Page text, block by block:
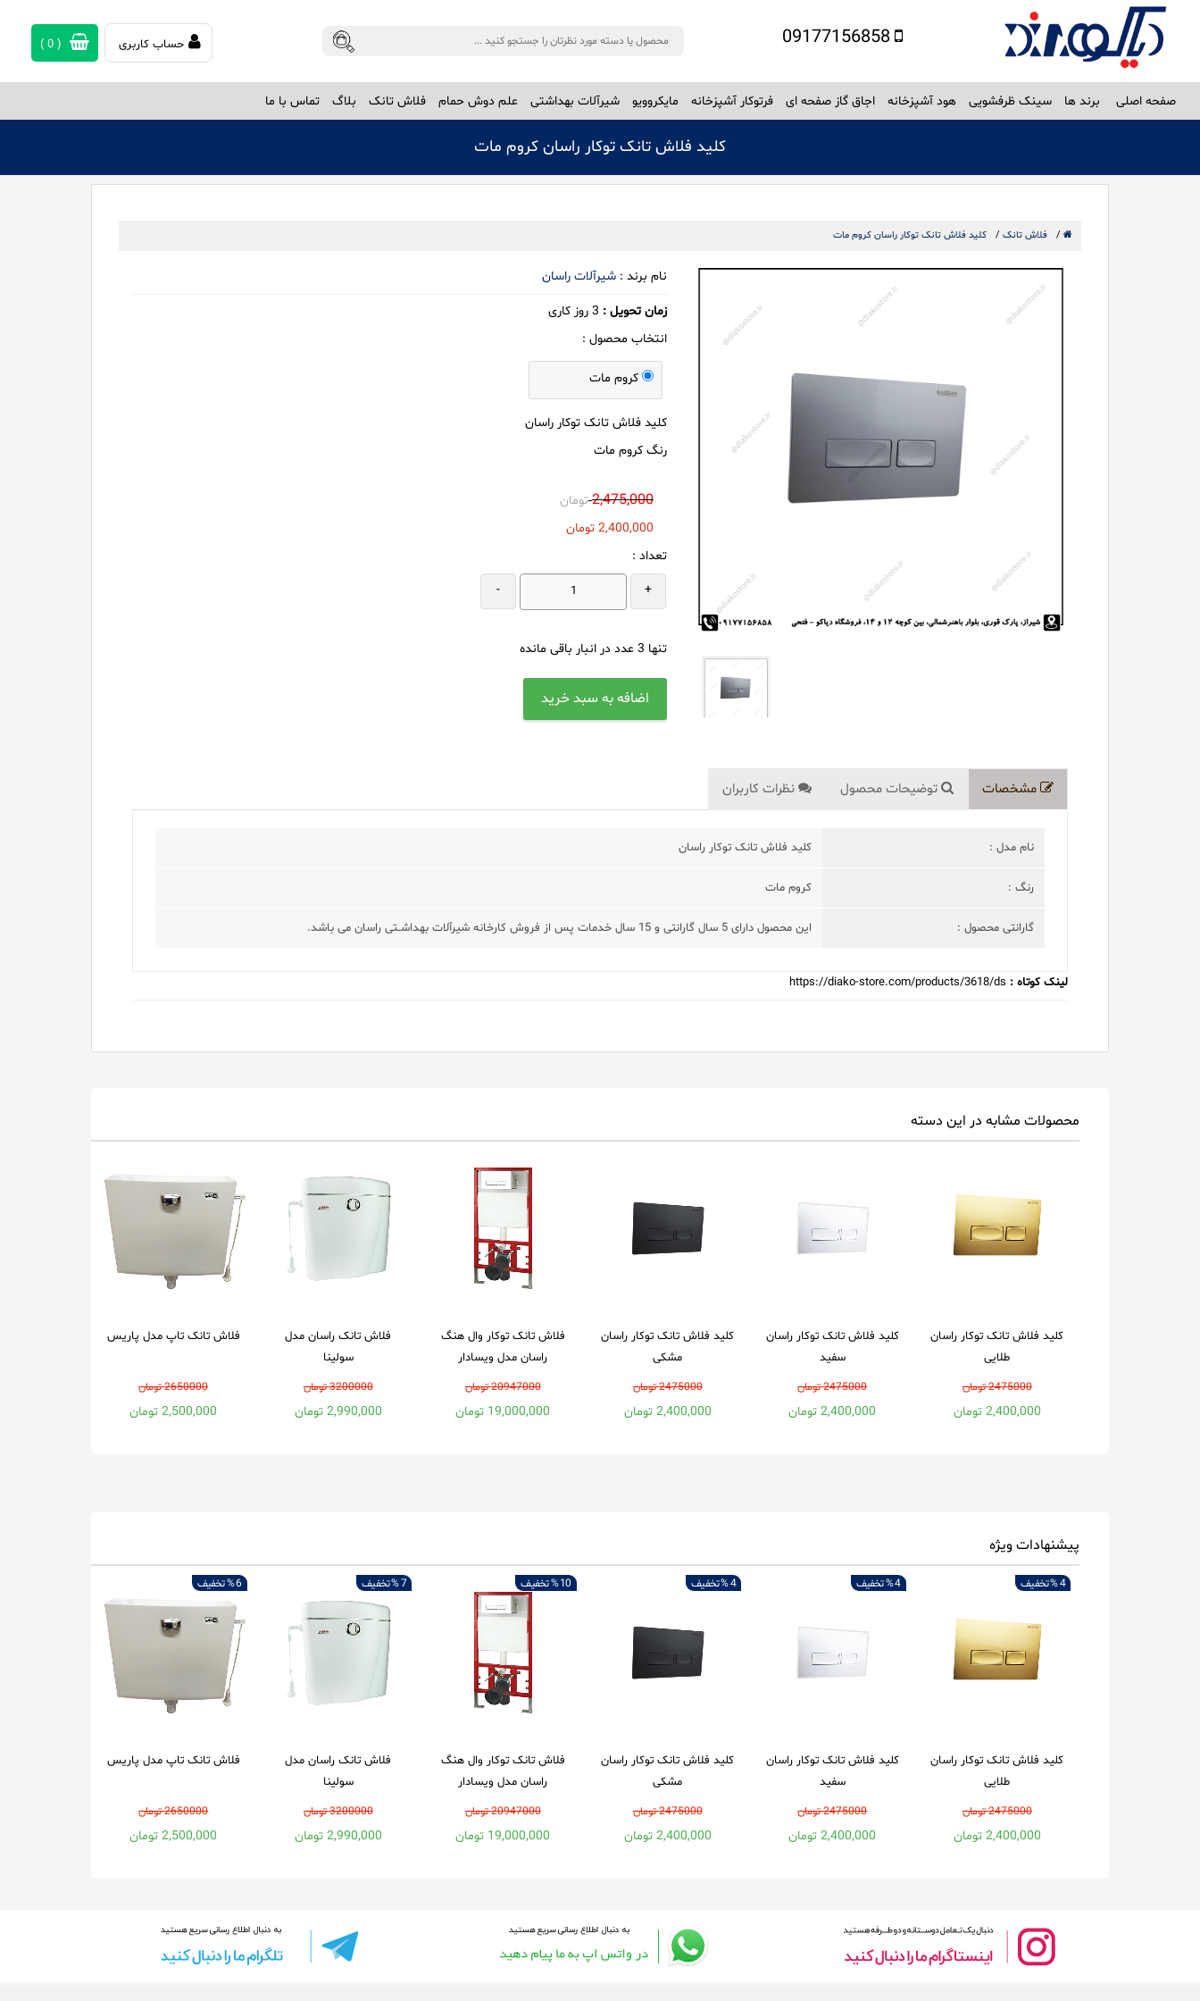
09177156858 حساب کاربری (
0
)
صفحه اصلی برند ها سینک ظرفشویی هود آشپزخانه اجاق گاز صفحه ای فرتوکار آشپزخانه مایکروویو شیرآلات بهداشتی علم دوش حمام فلاش تانک بلاگ تماس با ما
کلید فلاش تانک توکار راسان کروم مات
/ فلاش تانک / کلید فلاش تانک توکار راسان کروم مات
نام برند :شیرآلات راسان
زمان تحویل : 3 روز کاری
انتخاب محصول :
کروم مات
کلید فلاش تانک توکار راسان
رنگ کروم مات
2,475,000 تومان
2,400,000 تومان
تعداد :
+
-
تنها 3 عدد در انبار باقی مانده
مشخصات توضیحات محصول نظرات کاربران
نام مدل : کلید فلاش تانک توکار راسان
رنگ : کروم مات
گارانتی محصول : این محصول دارای 5 سال گارانتی و 15 سال خدمات پس از فروش کارخانه شیرآلات بهداشــتی راسان می باشد.
لینک کوتاه : https://diako-store.com/products/3618/ds
محصولات مشابه در این دسته
فلاش تانک تاپ مدل پاریس
2650000 تومان
2,500,000 تومان
فلاش تانک راسان مدل
سولینا
3200000 تومان
2,990,000 تومان
فلاش تانک توکار وال هنگ
راسان مدل ویسادار
20947000 تومان
19,000,000 تومان
کلید فلاش تانک توکار راسان
مشکی
2475000 تومان
2,400,000 تومان
کلید فلاش تانک توکار راسان
سفید
2475000 تومان
2,400,000 تومان
کلید فلاش تانک توکار راسان
طلایی
2475000 تومان
2,400,000 تومان
پیشنهادات ویژه
6 % تخفیف
فلاش تانک تاپ مدل پاریس
2650000 تومان
2,500,000 تومان
7 % تخفیف
فلاش تانک راسان مدل
سولینا
3200000 تومان
2,990,000 تومان
10 % تخفیف
فلاش تانک توکار وال هنگ
راسان مدل ویسادار
20947000 تومان
19,000,000 تومان
4 % تخفیف
کلید فلاش تانک توکار راسان
مشکی
2475000 تومان
2,400,000 تومان
4 % تخفیف
کلید فلاش تانک توکار راسان
سفید
2475000 تومان
2,400,000 تومان
4 % تخفیف
کلید فلاش تانک توکار راسان
طلایی
2475000 تومان
2,400,000 تومان